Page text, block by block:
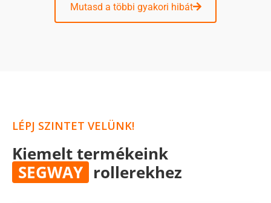
Mutasd a többi gyakori hibát
LÉPJ SZINTET VELÜNK!
Kiemelt termékeink
SEGWAY rollerekhez